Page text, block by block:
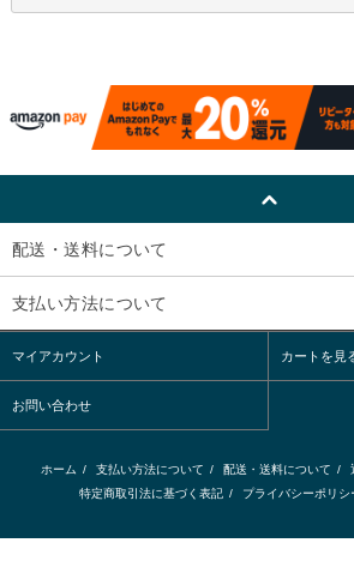
配送・送料について
支払い方法について
マイアカウント カートを見
お問い合わせ
ホーム / 支払い方法について / 配送・送料について /
特定商取引法に基づく表記 / プライバシーポリシ